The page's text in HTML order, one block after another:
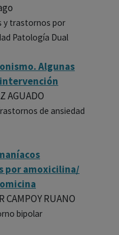
y trastornos por
Patología Dual
Algunas
AGUADO
de ansiedad
por amoxicilina/
CAMPOY RUANO
bipolar